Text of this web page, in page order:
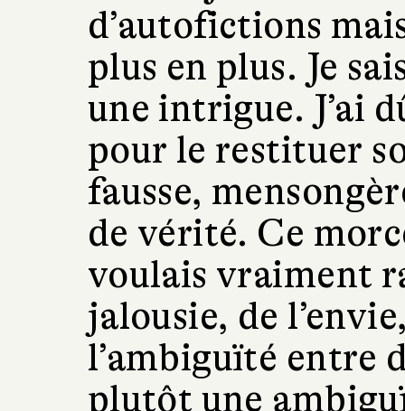
d’autofictions
plus en plus. Je
une intrigue. J’ai
pour le restituer
fausse,
de vérité. Ce
voulais vraiment
jalousie, de
l’ambiguïté entre
plutôt une